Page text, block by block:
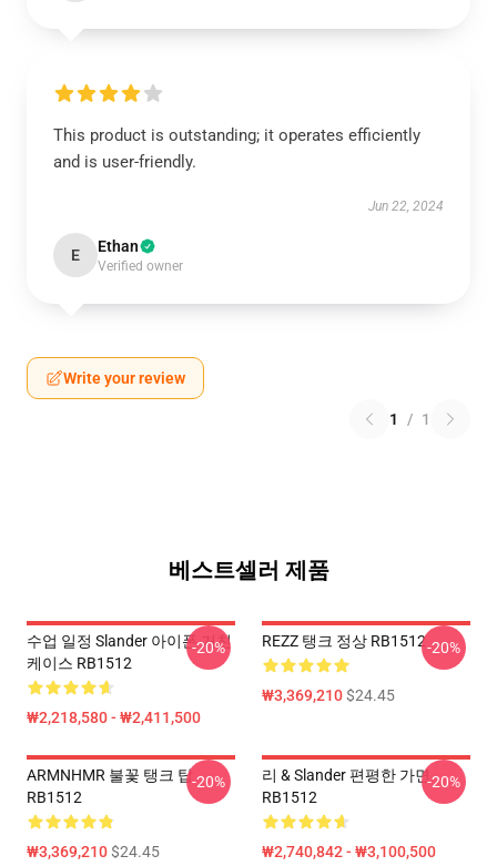
This product is outstanding; it operates efficiently
and is user-friendly.
Jun 22, 2024
E Ethan
Verified owner
Write your review
1 / 1
베스트셀러 제품
수업 일정 Slander 아이폰 거친
케이스 RB1512
₩2,218,580 - ₩2,411,500
-20% REZZ 탱크 정상 RB1512
₩3,369,210$24.45
-20%
ARMNHMR 불꽃 탱크 탑
RB1512
₩3,369,210$24.45
-20%
리 & Slander 편평한 가면
RB1512
₩2,740,842 - ₩3,100,500
-20%